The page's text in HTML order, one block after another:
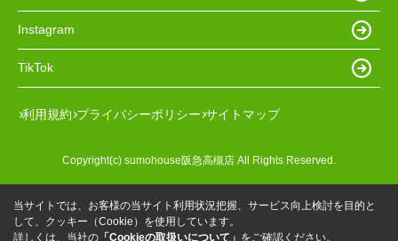
Instagram
TikTok
利用規約 プライバシーポリシー サイトマップ
Copyright(c) sumohouse阪急高槻店 All Rights Reserved.
当サイトでは、お客様の当サイト利用状況把握、サービス向上検討を目的と
して、クッキー（Cookie）を使用しています。
詳しくは、当社の 「Cookieの取扱いについて」 をご確認ください。